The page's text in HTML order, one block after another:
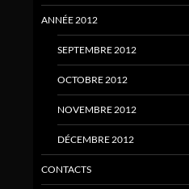
ANNÉE 2012
SEPTEMBRE 2012
OCTOBRE 2012
NOVEMBRE 2012
DÉCEMBRE 2012
CONTACTS